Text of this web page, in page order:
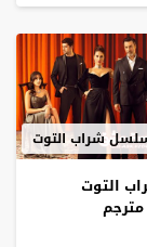
شراب التوت
التوت